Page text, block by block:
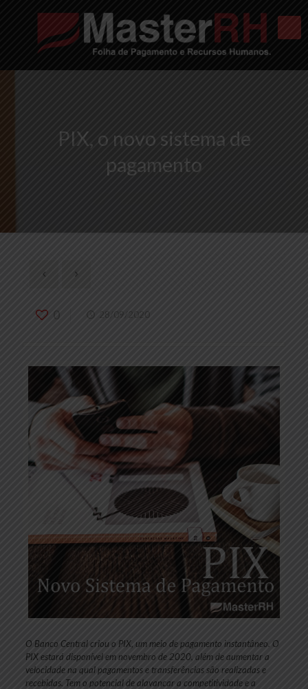
PIX, o novo sistema de
pagamento
0 28/09/2020
O Banco Central criou o PIX, um meio de pagamento instantâneo. O
PIX estará disponível em novembro de 2020, além de aumentar a
velocidade na qual pagamentos e transferências são realizadas e
recebidas. Tem o potencial de alavancar a competitividade e a